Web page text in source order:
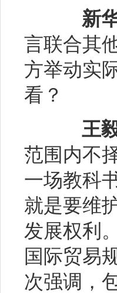
新华
言联合其
方举动实
看？
王毅
范围内不
一场教科
就是要维
发展权利
国际贸易
次强调，